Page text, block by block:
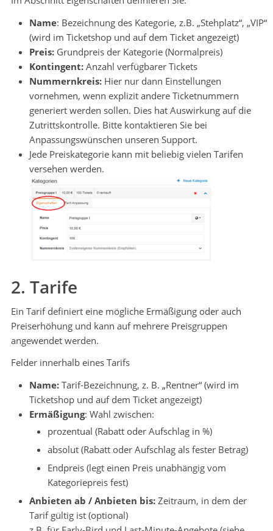
Name: Bezeichnung des Kategorie, z.B. „Stehplatz“, „VIP“
(wird im Ticketshop und auf dem Ticket angezeigt)
Preis: Grundpreis der Kategorie (Normalpreis)
Kontingent: Anzahl verfügbarer Tickets
Nummernkreis: Hier nur dann Einstellungen
vornehmen, wenn explizit andere Ticketnummern
generiert werden sollen. Dies hat Auswirkung auf die
Zutrittskontrolle. Bitte kontaktieren Sie bei
Anpassungswünschen unseren Support.
Jede Preiskategorie kann mit beliebig vielen Tarifen
versehen werden.
2. Tarife
Ein Tarif definiert eine mögliche Ermäßigung oder auch
Preiserhöhung und kann auf mehrere Preisgruppen
angewendet werden.
Felder innerhalb eines Tarifs
Name: Tarif-Bezeichnung, z. B. „Rentner“ (wird im
Ticketshop und auf dem Ticket angezeigt)
Ermäßigung: Wahl zwischen:
prozentual (Rabatt oder Aufschlag in %)
absolut (Rabatt oder Aufschlag als fester Betrag)
Endpreis (legt einen Preis unabhängig vom
Kategoriepreis fest)
Anbieten ab / Anbieten bis: Zeitraum, in dem der
Tarif gültig ist (optional)